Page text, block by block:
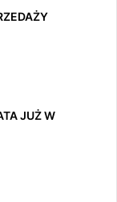
JUŻ W